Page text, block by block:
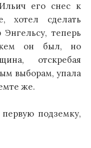
его снес к
хотел сделать
теперь
он был, но
отскребая
выборам, упала
же.
подземку,